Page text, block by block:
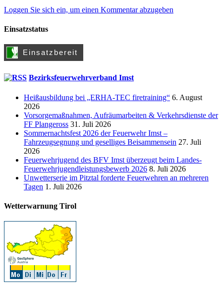
Loggen Sie sich ein, um einen Kommentar abzugeben
Einsatzstatus
Bezirksfeuerwehrverband Imst
Heißausbildung bei „ERHA-TEC firetraining“ 6. August
2026
Vorsorgemaßnahmen, Aufräumarbeiten & Verkehrsdienste der
FF Plangeross 31. Juli 2026
Sommernachtsfest 2026 der Feuerwehr Imst –
Fahrzeugsegnung und geselliges Beisammensein 27. Juli
2026
Feuerwehrjugend des BFV Imst überzeugt beim Landes-
Feuerwehrjugendleistungsbewerb 2026 8. Juli 2026
Unwetterserie im Pitztal forderte Feuerwehren an mehreren
Tagen 1. Juli 2026
Wetterwarnung Tirol